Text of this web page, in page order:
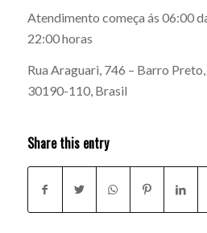
Atendimento começa ás 06:00
22:00 horas
Rua Araguari, 746 – Barro
30190-110, Brasil
Share this entry